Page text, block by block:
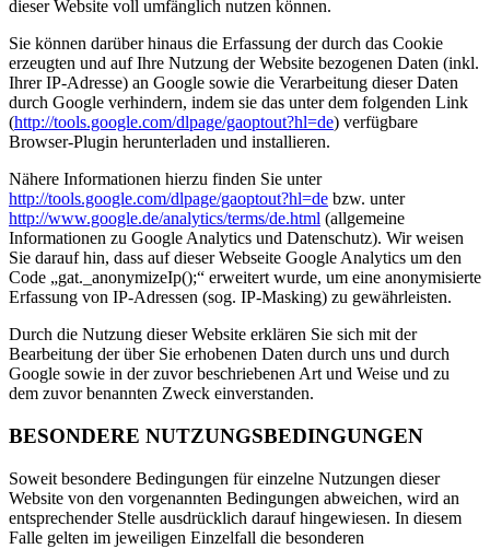
dieser Website voll umfänglich nutzen können.
Sie können darüber hinaus die Erfassung der durch das Cookie
erzeugten und auf Ihre Nutzung der Website bezogenen Daten (inkl.
Ihrer IP-Adresse) an Google sowie die Verarbeitung dieser Daten
durch Google verhindern, indem sie das unter dem folgenden Link
(http://tools.google.com/dlpage/gaoptout?hl=de) verfügbare
Browser-Plugin herunterladen und installieren.
Nähere Informationen hierzu finden Sie unter
http://tools.google.com/dlpage/gaoptout?hl=de bzw. unter
http://www.google.de/analytics/terms/de.html (allgemeine
Informationen zu Google Analytics und Datenschutz). Wir weisen
Sie darauf hin, dass auf dieser Webseite Google Analytics um den
Code „gat._anonymizeIp();“ erweitert wurde, um eine anonymisierte
Erfassung von IP-Adressen (sog. IP-Masking) zu gewährleisten.
Durch die Nutzung dieser Website erklären Sie sich mit der
Bearbeitung der über Sie erhobenen Daten durch uns und durch
Google sowie in der zuvor beschriebenen Art und Weise und zu
dem zuvor benannten Zweck einverstanden.
BESONDERE NUTZUNGSBEDINGUNGEN
Soweit besondere Bedingungen für einzelne Nutzungen dieser
Website von den vorgenannten Bedingungen abweichen, wird an
entsprechender Stelle ausdrücklich darauf hingewiesen. In diesem
Falle gelten im jeweiligen Einzelfall die besonderen